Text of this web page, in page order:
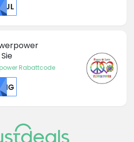
NTJL
Rabattcode